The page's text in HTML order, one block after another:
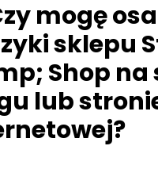
mogę
sklepu
Shop na
lub